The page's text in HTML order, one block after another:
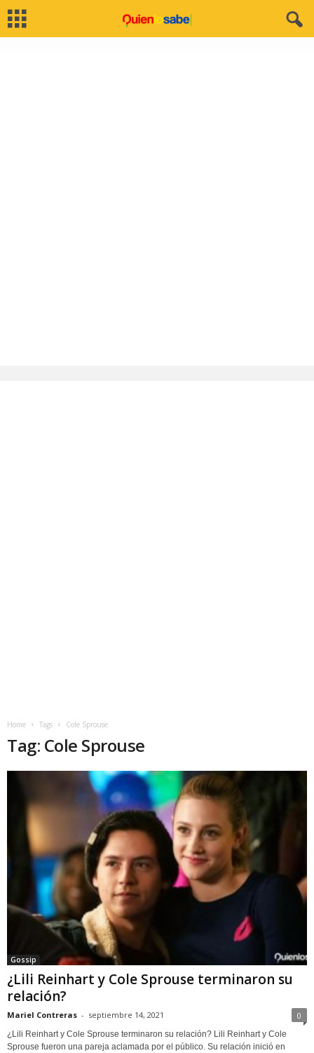
Home Tags Cole Sprouse
Tag: Cole Sprouse
Gossip
¿Lili Reinhart y Cole Sprouse terminaron su
relación?
Mariel Contreras - septiembre 14, 2021 0
¿Lili Reinhart y Cole Sprouse terminaron su relación? Lili Reinhart y Cole
Sprouse fueron una pareja aclamada por el público. Su relación inició en